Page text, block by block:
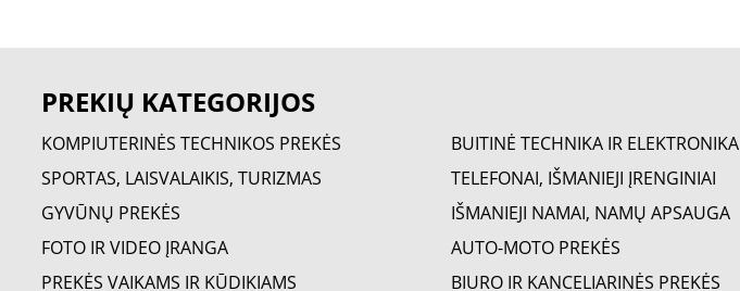
PREKIŲ KATEGORIJOS
KOMPIUTERINĖS TECHNIKOS PREKĖS
BUITINĖ TECHNIKA IR ELEKTRONIKA
SPORTAS, LAISVALAIKIS, TURIZMAS
TELEFONAI, IŠMANIEJI ĮRENGINIAI
GYVŪNŲ PREKĖS
IŠMANIEJI NAMAI, NAMŲ APSAUGA
FOTO IR VIDEO ĮRANGA
AUTO-MOTO PREKĖS
PREKĖS VAIKAMS IR KŪDIKIAMS
BIURO IR KANCELIARINĖS PREKĖS